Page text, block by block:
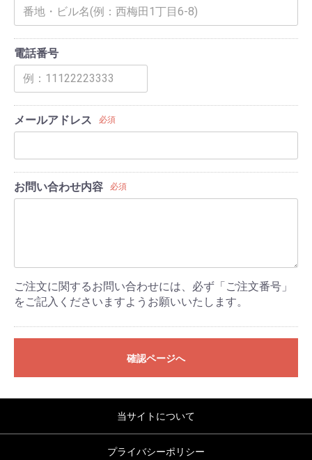
電話番号
メールアドレス 必須
お問い合わせ内容 必須
ご注文に関するお問い合わせには、必ず「ご注文番号」
をご記入くださいますようお願いいたします。
確認ページへ
当サイトについて
プライバシーポリシー